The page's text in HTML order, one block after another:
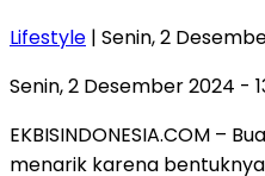
Lifestyle | Senin, 2
Senin, 2 Desember 2024 -
EKBISINDONESIA.COM –
menarik karena